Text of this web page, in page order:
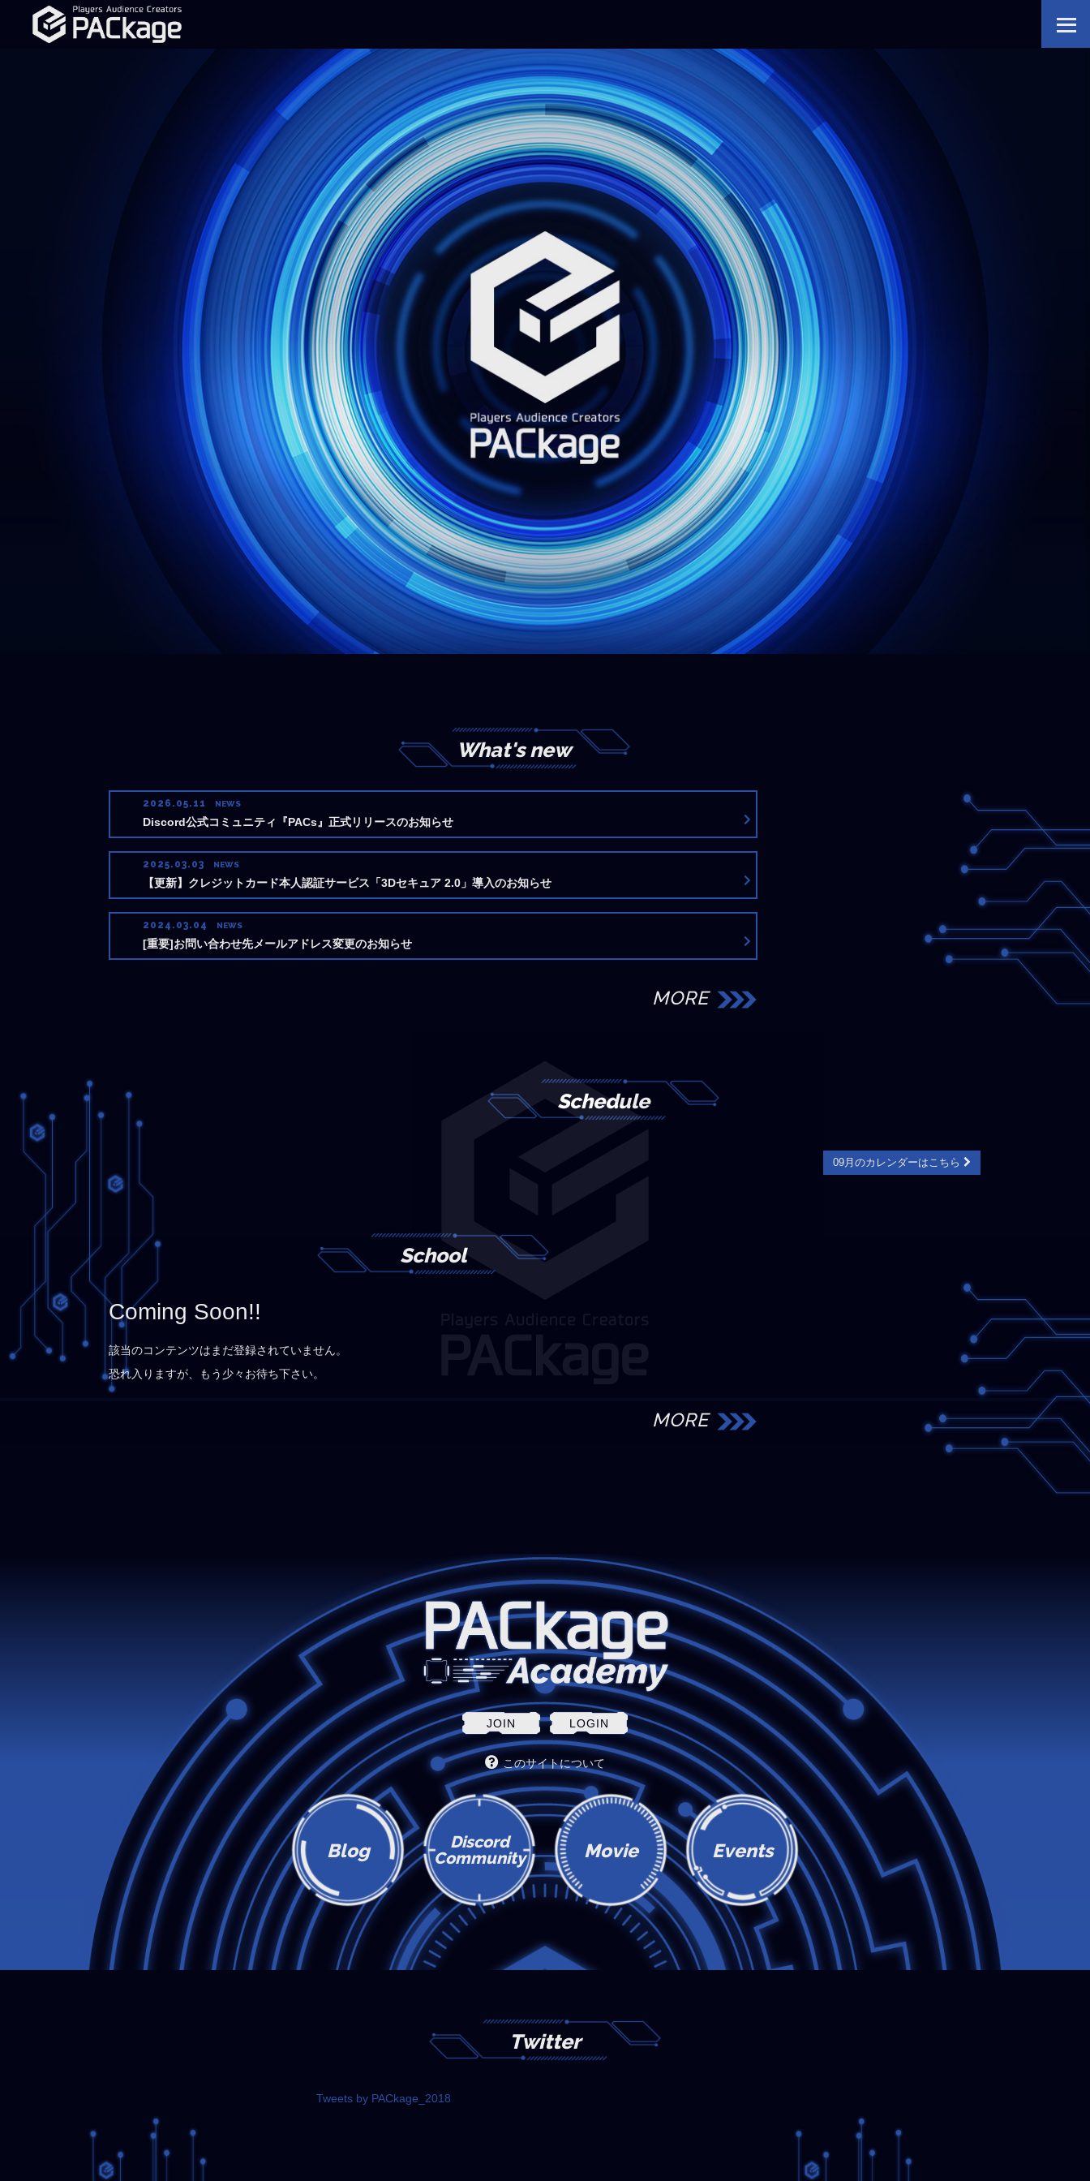
What's new
2026.05.11 NEWS
Discord公式コミュニティ『PACs』正式リリースのお知らせ
2025.03.03 NEWS
【更新】クレジットカード本人認証サービス「3Dセキュア 2.0」導入のお知らせ
2024.03.04 NEWS
[重要]お問い合わせ先メールアドレス変更のお知らせ
MORE
Schedule
09月のカレンダーはこちら
School
Coming Soon!!
該当のコンテンツはまだ登録されていません。
恐れ入りますが、もう少々お待ち下さい。
MORE
JOIN LOGIN
このサイトについて
Blog
Discord
Community
Movie Events
Twitter
Tweets by PACkage_2018